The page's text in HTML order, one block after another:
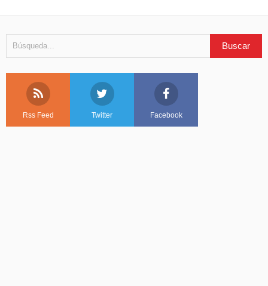
Rss Feed Twitter Facebook